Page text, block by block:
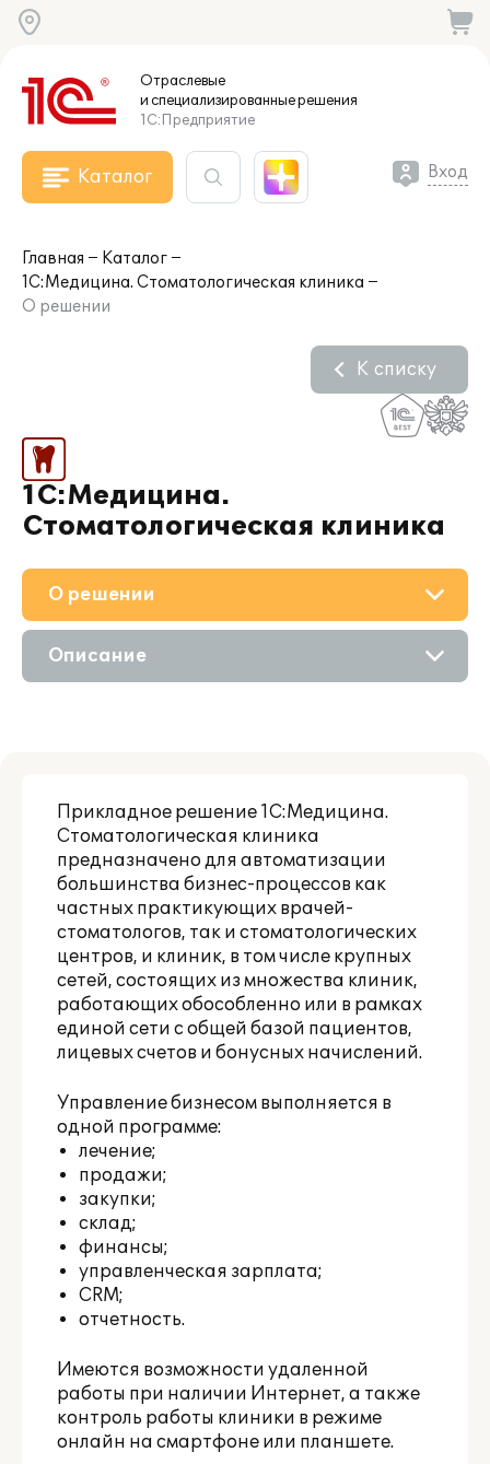
Отраслевые
и специализированныерешения
1С:Предприятие
Каталог Вход
Главная
Каталог
1С:Медицина. Стоматологическая клиника
О решении
1С:Медицина.
Стоматологическая клиника
К списку
О решении
Приобретение
Партнерам
Описание
Прикладное решение 1С:Медицина.
Стоматологическая клиника
предназначено для автоматизации
большинства бизнес-процессов как
частных практикующих врачей-
стоматологов, так и стоматологических
центров, и клиник, в том числе крупных
сетей, состоящих из множества клиник,
работающих обособленно или в рамках
единой сети с общей базой пациентов,
лицевых счетов и бонусных начислений.
Управление бизнесом выполняется в
одной программе:
лечение;
продажи;
закупки;
склад;
финансы;
управленческая зарплата;
CRM;
отчетность.
Имеются возможности удаленной
работы при наличии Интернет, а также
контроль работы клиники в режиме
онлайн на смартфоне или планшете.